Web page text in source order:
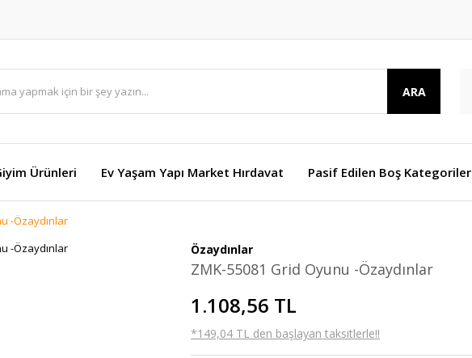
ARA
Ürünleri Ev Yaşam Yapı Market Hırdavat Pasif Edilen Boş Kategoriler
-Özaydınlar
Özaydınlar
ZMK-55081 Grid Oyunu -Özaydınlar
1.108,56 TL
*149,04 TL den başlayan taksitlerle!!